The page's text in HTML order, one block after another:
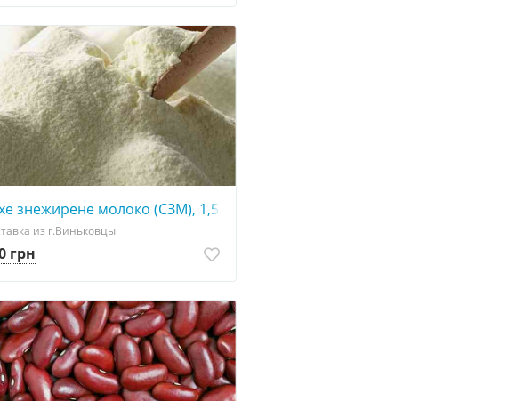
речовині, круг, брус
знежирене молоко (СЗМ), 1,5%, ДСТУ
из г.Виньковцы
грн